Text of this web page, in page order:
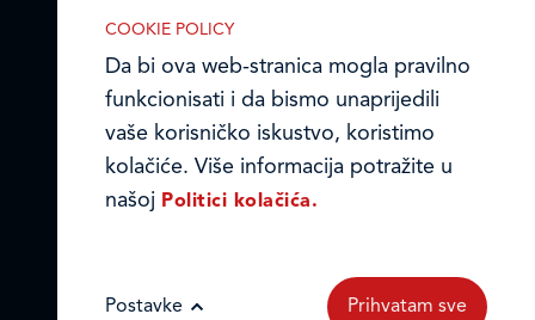
Obavještenje o privatnosti i kolačići
© LEDO DOO PODGORICA 2026.
COOKIE POLICY
Da bi ova web-stranica mogla pravilno
funkcionisati i da bismo unaprijedili
vaše korisničko iskustvo, koristimo
kolačiće. Više informacija potražite u
našoj Politici kolačića.
IZABERITE KOLAČIĆE NA STRANICI
Omogućite ili onemogućite web-
stranici upotrebu funkcionalnih i/ili
reklamnih kolačića opisanih u nastavku:
Postavke Prihvatam sve